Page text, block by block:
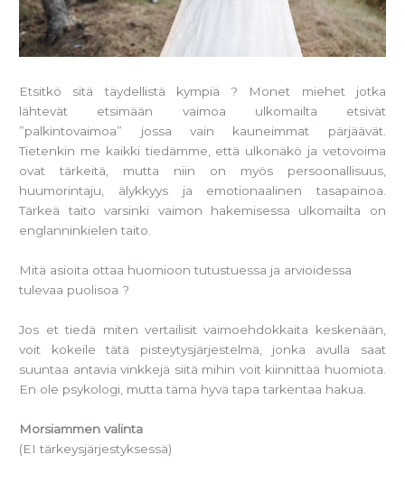
Etsitkö sitä täydellistä kympiä ? Monet miehet jotka
lähtevät etsimään vaimoa ulkomailta etsivät
”palkintovaimoa” jossa vain kauneimmat pärjäävät.
Tietenkin me kaikki tiedämme, että ulkonäkö ja vetovoima
ovat tärkeitä, mutta niin on myös persoonallisuus,
huumorintaju, älykkyys ja emotionaalinen tasapainoa.
Tärkeä taito varsinki vaimon hakemisessa ulkomailta on
englanninkielen taito.
Mitä asioita ottaa huomioon tutustuessa ja arvioidessa
tulevaa puolisoa ?
Jos et tiedä miten vertailisit vaimoehdokkaita keskenään,
voit kokeile tätä pisteytysjärjestelmä, jonka avulla saat
suuntaa antavia vinkkejä siitä mihin voit kiinnittää huomiota.
En ole psykologi, mutta tämä hyvä tapa tarkentaa hakua.
Morsiammen valinta
(EI tärkeysjärjestyksessä)